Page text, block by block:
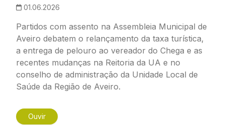
01.06.2026
Partidos com assento na Assembleia Municipal de
Aveiro debatem o relançamento da taxa turística,
a entrega de pelouro ao vereador do Chega e as
recentes mudanças na Reitoria da UA e no
conselho de administração da Unidade Local de
Saúde da Região de Aveiro.
Ouvir